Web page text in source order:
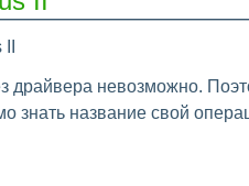
невозможно.
название свой